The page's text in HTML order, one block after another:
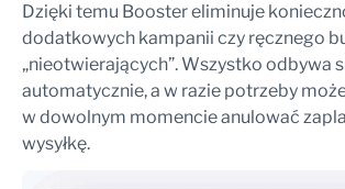
Dzięki temu Booster eliminuje
dodatkowych kampanii czy ręcznego
„nieotwierających”. Wszystko odbywa
automatycznie, a w razie potrzeby
w dowolnym momencie anulować
wysyłkę.